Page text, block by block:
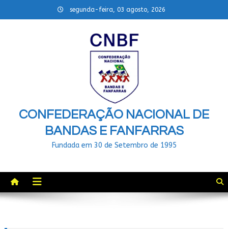
to
segunda-feira, 03 agosto, 2026
CONFEDERAÇÃO NACIONAL DE
BANDAS E FANFARRAS
Fundada em 30 de Setembro de 1995